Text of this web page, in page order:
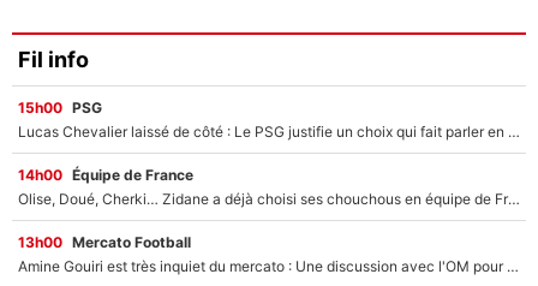
Fil info
15h00 PSG
Lucas Chevalier laissé de côté : Le PSG justifie un choix qui fait parler en plein mercato
14h00 Équipe de France
Olise, Doué, Cherki… Zidane a déjà choisi ses chouchous en équipe de France ? L’IA annonce des surprises sans Kylian Mbappé !
13h00 Mercato Football
Amine Gouiri est très inquiet du mercato : Une discussion avec l'OM pour acter son transfert !